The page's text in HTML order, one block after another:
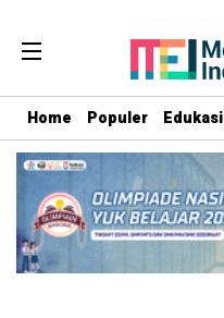
Home Populer Edukasi